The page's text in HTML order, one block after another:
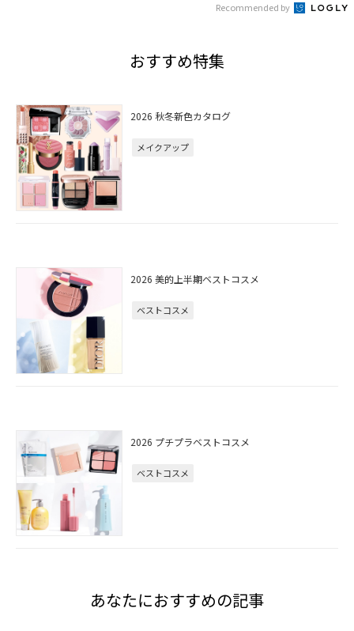
Recommended by
おすすめ特集
2026 秋冬新色カタログ
メイクアップ
2026 美的上半期ベストコスメ
ベストコスメ
2026 プチプラベストコスメ
ベストコスメ
あなたにおすすめの記事